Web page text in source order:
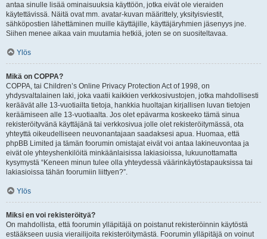
antaa sinulle lisää ominaisuuksia käyttöön, jotka eivät ole vieraiden
käytettävissä. Näitä ovat mm. avatar-kuvan määrittely, yksityisviestit,
sähköpostien lähettäminen muille käyttäjille, käyttäjäryhmien jäsenyys jne.
Siihen menee aikaa vain muutamia hetkiä, joten se on suositeltavaa.
Ylös
Mikä on COPPA?
COPPA, tai Children’s Online Privacy Protection Act of 1998, on
yhdysvaltalainen laki, joka vaatii kaikkien verkkosivustojen, jotka mahdollisesti
keräävät alle 13-vuotiailta tietoja, hankkia huoltajan kirjallisen luvan tietojen
keräämiseen alle 13-vuotiaalta. Jos olet epävarma koskeeko tämä sinua
rekisteröityvänä käyttäjänä tai verkkosivua jolle olet rekisteröitymässä, ota
yhteyttä oikeudelliseen neuvonantajaan saadaksesi apua. Huomaa, että
phpBB Limited ja tämän foorumin omistajat eivät voi antaa lakineuvontaa ja
eivät ole yhteyshenkilöitä minkäänlaisissa lakiasioissa, lukuunottamatta
kysymystä “Keneen minun tulee olla yhteydessä väärinkäytöstapauksissa tai
lakiasioissa tähän foorumiin liittyen?”.
Ylös
Miksi en voi rekisteröityä?
On mahdollista, että foorumin ylläpitäjä on poistanut rekisteröinnin käytöstä
estääkseen uusia vierailijoita rekisteröitymästä. Foorumin ylläpitäjä on voinut